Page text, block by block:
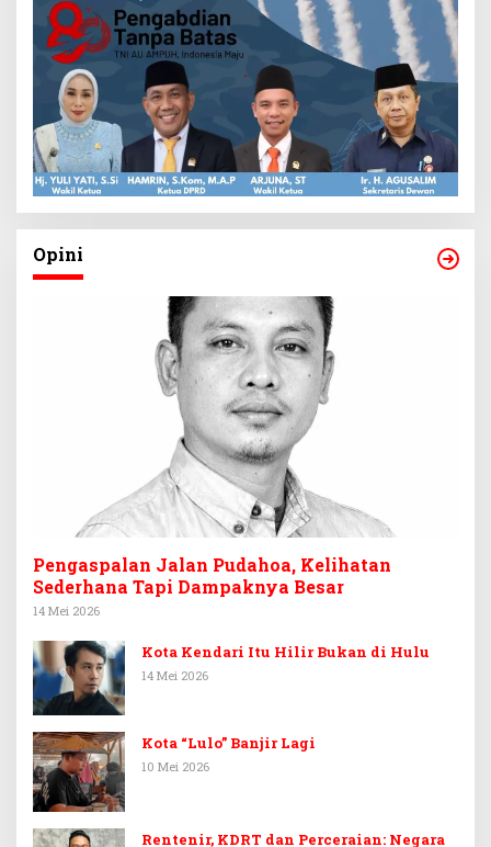
Opini
Pengaspalan Jalan Pudahoa, Kelihatan
Sederhana Tapi Dampaknya Besar
14 Mei 2026
Kota Kendari Itu Hilir Bukan di Hulu
14 Mei 2026
Kota “Lulo” Banjir Lagi
10 Mei 2026
Rentenir, KDRT dan Perceraian: Negara